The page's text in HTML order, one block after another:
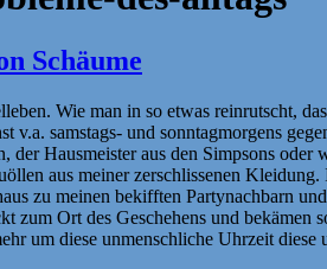
Schäume
Wie man in so etwas reinrutscht,
v.a. samstags- und sonntagmorgens
der Hausmeister aus den Simpsons
aus meiner zerschlissenen
zu meinen bekifften Partynachbarn
zum Ort des Geschehens und
um diese unmenschliche Uhrzeit